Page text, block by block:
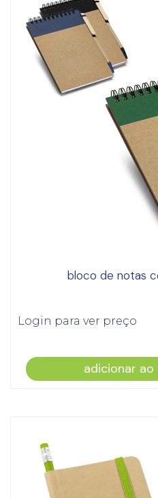
bloco de notas
Login para ver preço
adicionar